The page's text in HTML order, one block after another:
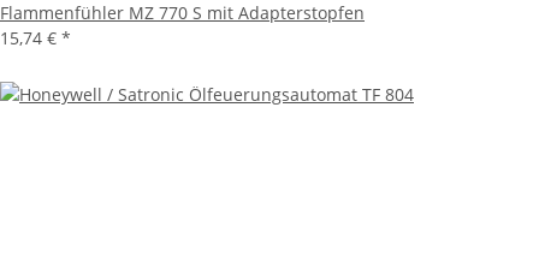
Flammenfühler MZ 770 S mit Adapterstopfen
15,74 € *